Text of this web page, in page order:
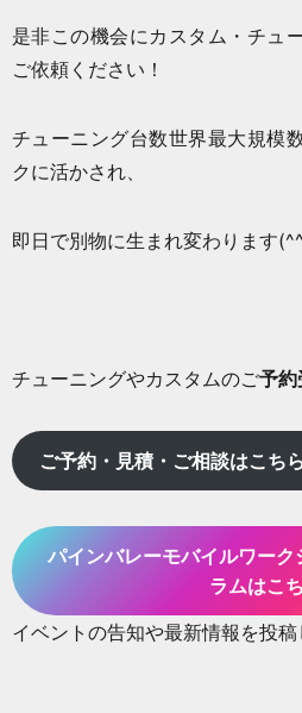
是非この機会にカスタム・チュ
ご依頼ください！
チューニング台数世界最大規模
クに活かされ、
即日で別物に生まれ変わります
チューニングやカスタムのご予約
ご予約・見積・ご相談はこち
パインバレーモバイルワー
ラムはこ
イベントの告知や最新情報を投